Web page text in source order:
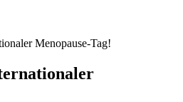
Menopause-Tag!